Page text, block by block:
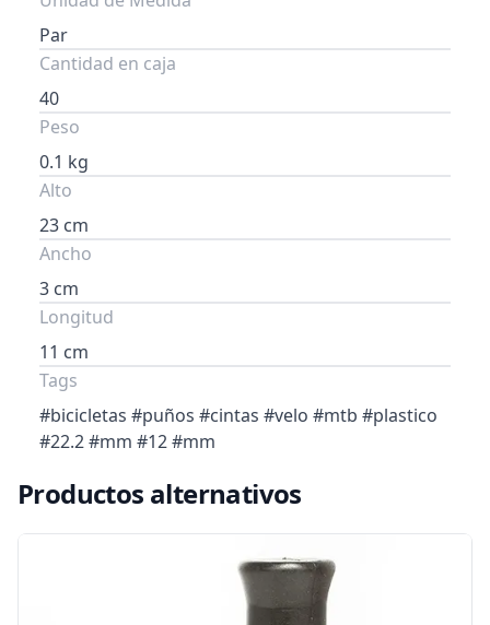
Par
Cantidad en caja
40
Peso
0.1 kg
Alto
23 cm
Ancho
3 cm
Longitud
11 cm
Tags
#bicicletas #puños #cintas #velo #mtb #plastico
#22.2 #mm #12 #mm
Productos alternativos